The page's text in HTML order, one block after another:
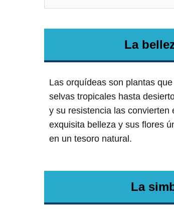
La
Las orquídeas son plantas
selvas tropicales hasta
y su resistencia las convierten
exquisita belleza y sus flores
en un tesoro natural.
La